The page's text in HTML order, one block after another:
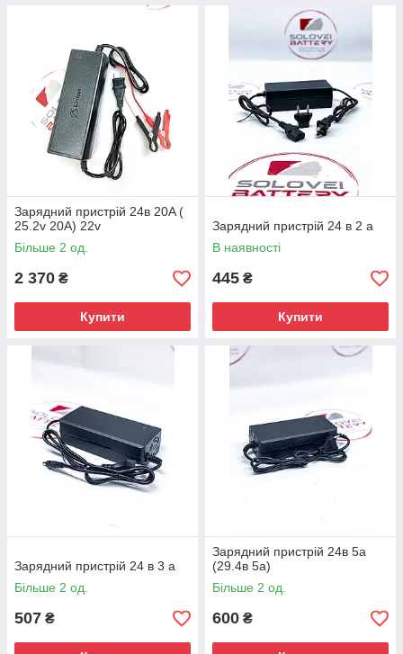
Зарядний пристрій 24в 20A (
25.2v 20A) 22v
Більше 2 од.
2 370 ₴
Купити
Зарядний пристрій 24 в 2 а
В наявності
445 ₴
Купити
Зарядний пристрій 24 в 3 а
Більше 2 од.
507 ₴
Зарядний пристрій 24в 5а
(29.4в 5а)
Більше 2 од.
600 ₴